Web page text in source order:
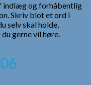
indlæg og forhåbentlig
Skriv blot et ord i
selv skal holde,
gerne vil høre.